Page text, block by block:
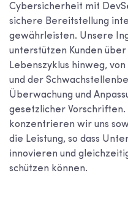
Cybersicherheit mit
sichere Bereitstellung
gewährleisten. Unsere
unterstützen Kunden
Lebenszyklus hinweg,
und der
Überwachung und
gesetzlicher
konzentrieren wir uns
die Leistung, so dass
innovieren und
schützen können.